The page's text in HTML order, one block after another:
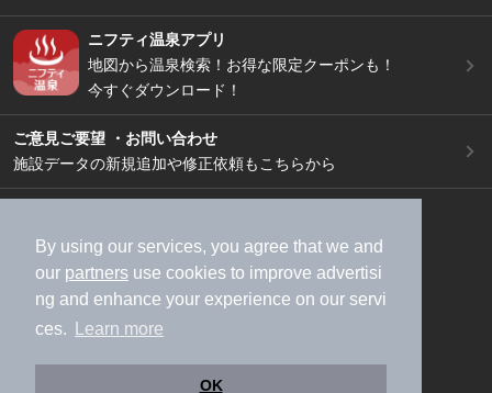
By using our services, you agree that we and
our partners use cookies to improve advertisi
ng and enhance your experience on our servi
ces.
Learn more
OK
ニフティ温泉アプリ
地図から温泉検索！お得な限定クーポンも！
今すぐダウンロード！
ご意見ご要望 ・お問い合わせ
施設データの新規追加や修正依頼もこちらから
加盟店募集（資料請求）
広告出稿のご案内
利用規約
ライフスタイルMEMBERS+規約
特定商取引法に基づく表記
ヘルプ
採用情報
運営会社